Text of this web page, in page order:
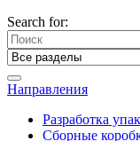
Search for:
Направления
Разработка
Сборные